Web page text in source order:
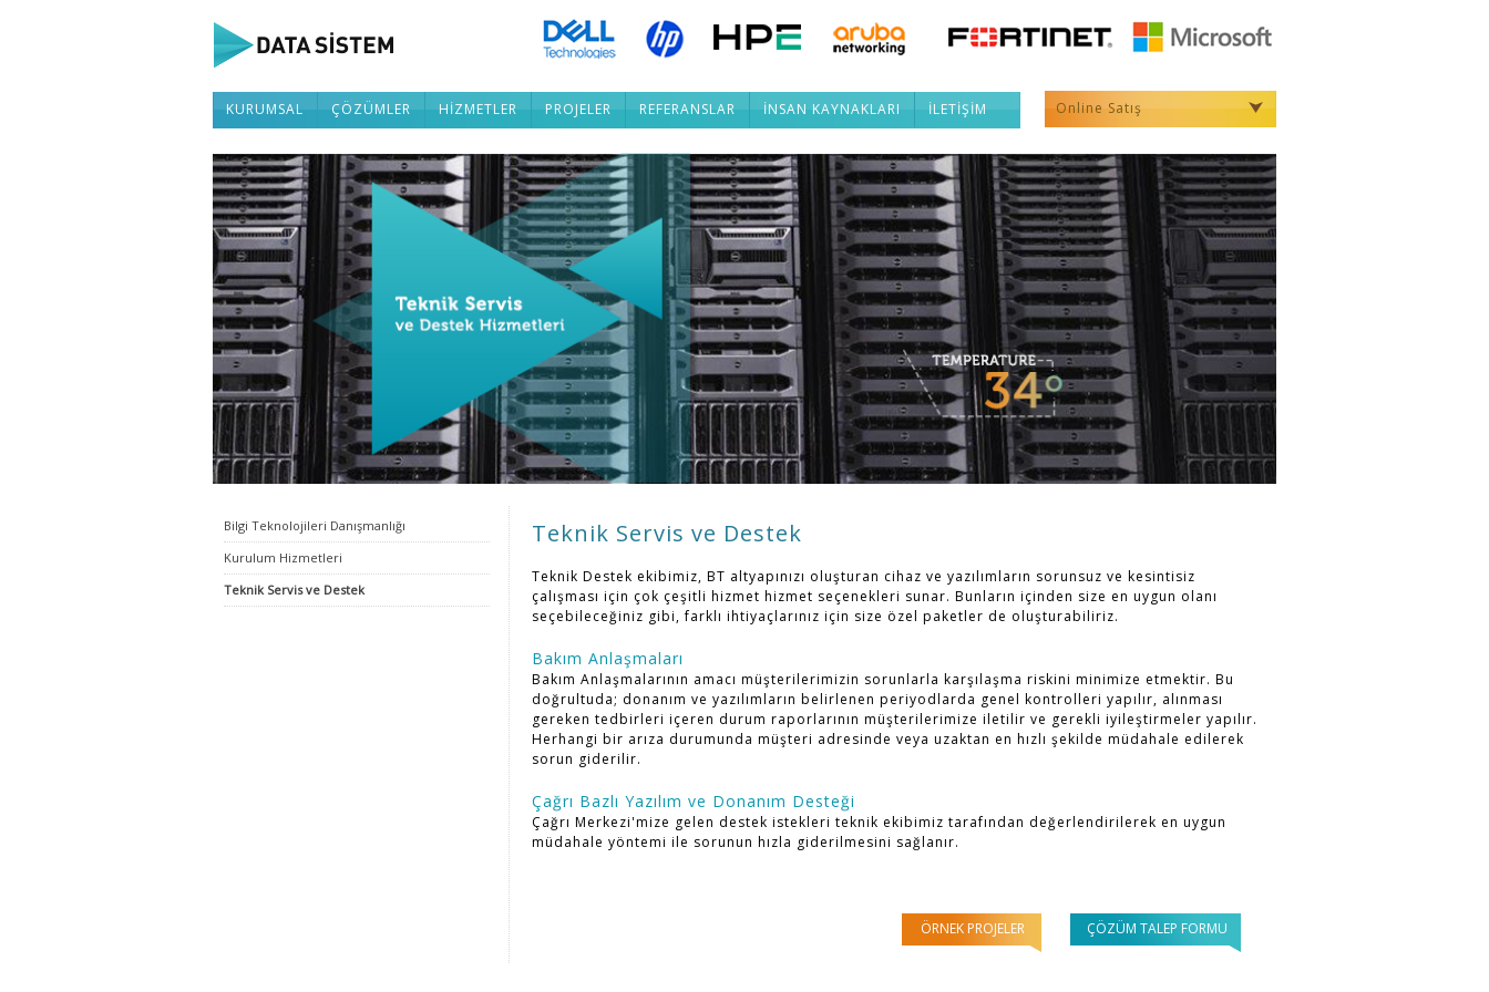
KURUMSAL ÇÖZÜMLER HİZMETLER PROJELER REFERANSLAR İNSAN KAYNAKLARI İLETİŞİM Online Satış
Bilgi Teknolojileri Danışmanlığı
Kurulum Hizmetleri
Teknik Servis ve Destek
Teknik Servis ve Destek
Teknik Destek ekibimiz, BT altyapınızı oluşturan cihaz ve yazılımların sorunsuz ve kesintisiz
çalışması için çok çeşitli hizmet hizmet seçenekleri sunar. Bunların içinden size en uygun olanı
seçebileceğiniz gibi, farklı ihtiyaçlarınız için size özel paketler de oluşturabiliriz.
Bakım Anlaşmaları
Bakım Anlaşmalarının amacı müşterilerimizin sorunlarla karşılaşma riskini minimize etmektir. Bu
doğrultuda; donanım ve yazılımların belirlenen periyodlarda genel kontrolleri yapılır, alınması
gereken tedbirleri içeren durum raporlarının müşterilerimize iletilir ve gerekli iyileştirmeler yapılır.
Herhangi bir arıza durumunda müşteri adresinde veya uzaktan en hızlı şekilde müdahale edilerek
sorun giderilir.
Çağrı Bazlı Yazılım ve Donanım Desteği
Çağrı Merkezi'mize gelen destek istekleri teknik ekibimiz tarafından değerlendirilerek en uygun
müdahale yöntemi ile sorunun hızla giderilmesini sağlanır.
ÖRNEK PROJELER ÇÖZÜM TALEP FORMU